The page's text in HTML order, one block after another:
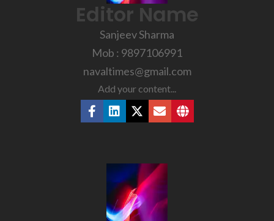
Editor Name
Sanjeev Sharma
Mob : 9897106991
navaltimes@gmail.com
Add your content...